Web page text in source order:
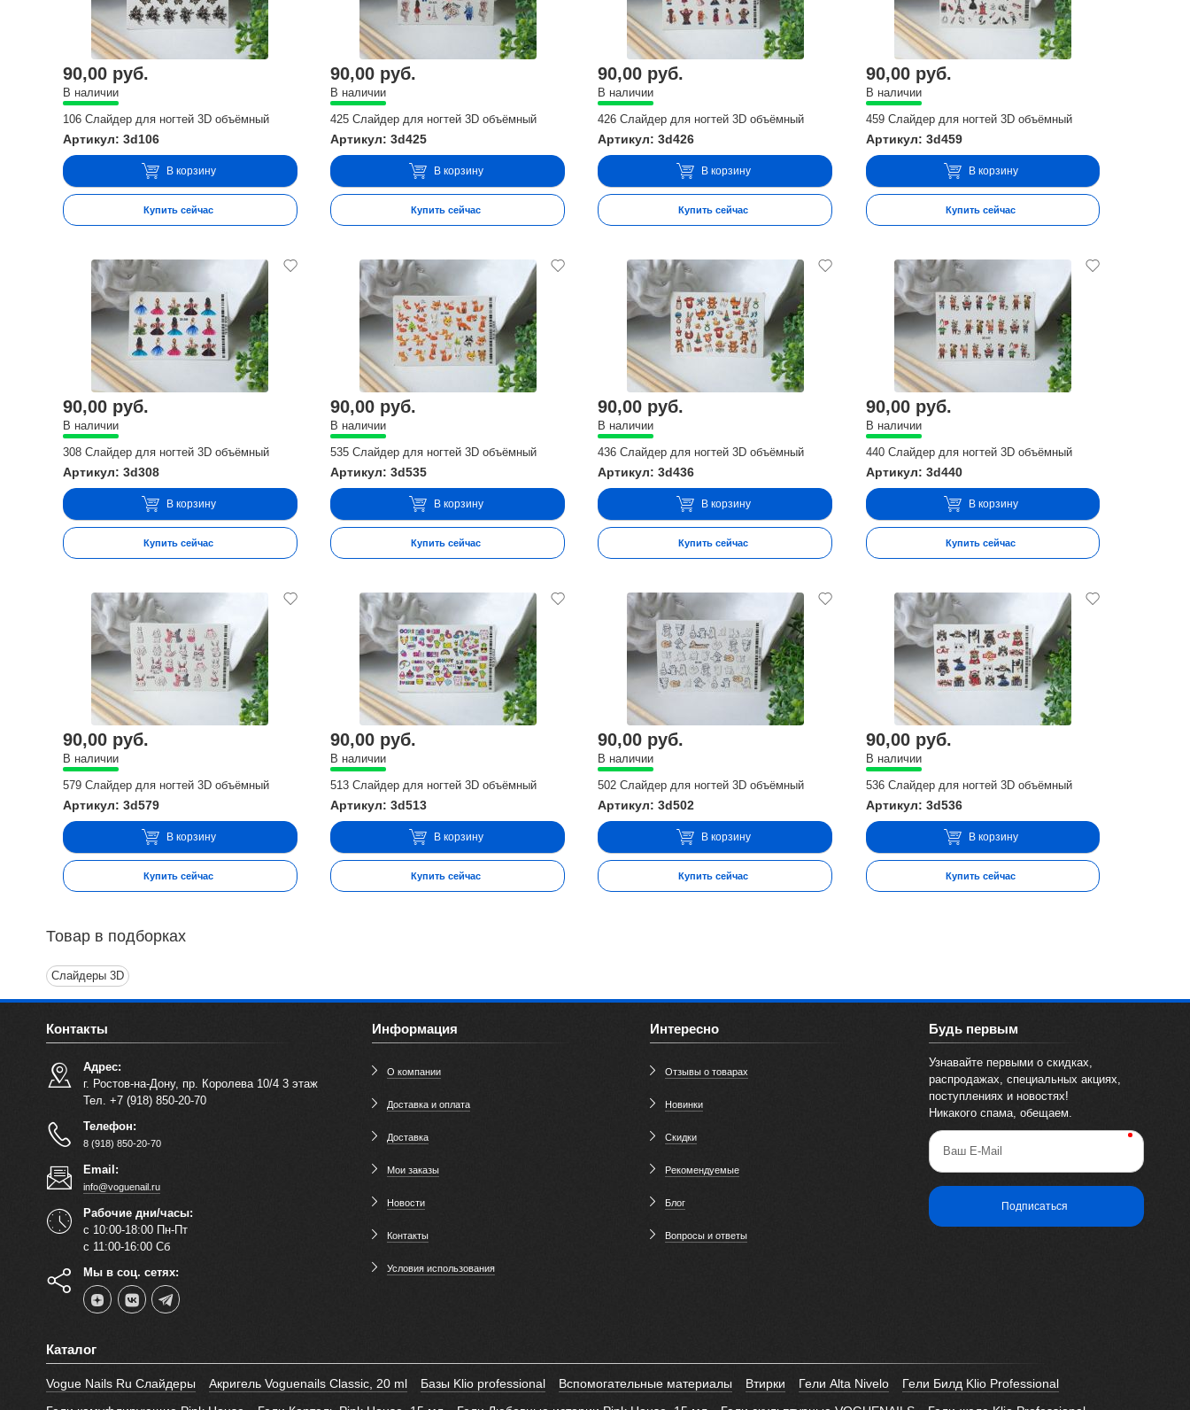
90,00 руб.
В наличии
106 Слайдер для ногтей 3D объёмный
Артикул: 3d106
В корзину
Купить сейчас
90,00 руб.
В наличии
425 Слайдер для ногтей 3D объёмный
Артикул: 3d425
В корзину
Купить сейчас
90,00 руб.
В наличии
426 Слайдер для ногтей 3D объёмный
Артикул: 3d426
В корзину
Купить сейчас
90,00 руб.
В наличии
459 Слайдер для ногтей 3D объёмный
Артикул: 3d459
В корзину
Купить сейчас
90,00 руб.
В наличии
308 Слайдер для ногтей 3D объёмный
Артикул: 3d308
В корзину
Купить сейчас
90,00 руб.
В наличии
535 Слайдер для ногтей 3D объёмный
Артикул: 3d535
В корзину
Купить сейчас
90,00 руб.
В наличии
436 Слайдер для ногтей 3D объёмный
Артикул: 3d436
В корзину
Купить сейчас
90,00 руб.
В наличии
440 Слайдер для ногтей 3D объёмный
Артикул: 3d440
В корзину
Купить сейчас
90,00 руб.
В наличии
579 Слайдер для ногтей 3D объёмный
Артикул: 3d579
В корзину
Купить сейчас
90,00 руб.
В наличии
513 Слайдер для ногтей 3D объёмный
Артикул: 3d513
В корзину
Купить сейчас
90,00 руб.
В наличии
502 Слайдер для ногтей 3D объёмный
Артикул: 3d502
В корзину
Купить сейчас
90,00 руб.
В наличии
536 Слайдер для ногтей 3D объёмный
Артикул: 3d536
В корзину
Купить сейчас
Товар в подборках
Слайдеры 3D
Контакты
Адрес:
г. Ростов-на-Дону, пр. Королева 10/4 3 этаж
Тел. +7 (918) 850-20-70
Телефон:
8 (918) 850-20-70
Email:
info@voguenail.ru
Рабочие дни/часы:
с 10:00-18:00 Пн-Пт
с 11:00-16:00 Сб
Мы в соц. сетях:
Информация
О компании
Доставка и оплата
Доставка
Мои заказы
Новости
Контакты
Условия использования
Интересно
Отзывы о товарах
Новинки
Скидки
Рекомендуемые
Блог
Вопросы и ответы
Будь первым
Узнавайте первыми о скидках,
распродажах, специальных акциях,
поступлениях и новостях!
Никакого спама, обещаем.
Ваш E-Mail
Подписаться
Каталог
Vogue Nails Ru Слайдеры Акригель Voguenails Classic, 20 ml Базы Klio professional Вспомогательные материалы Втирки Гели Alta Nivelo
Гели Билд Klio Professional